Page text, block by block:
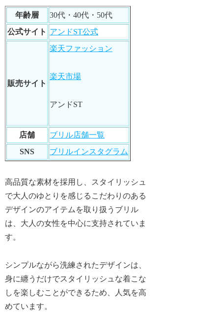
年齢層
30代・40代・50代
公式サイト アンドST公式
販売サイト
楽天ファッション
楽天市場
アンドST
店舗
ブリル店舗一覧
SNS
ブリルインスタグラム
高品質な素材を採用し、スタイリッシュ
で大人のゆとりを感じるこだわりのある
デザインのアイテムを取り扱うブリル
は、大人の女性を中心に支持されていま
す。
シンプルながら洗練されたデザインは、
身に纏うだけでスタイリッシュな着こな
しを楽しむことができるため、人気を高
めています。